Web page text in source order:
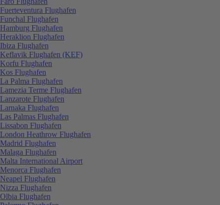
Fuerteventura Flughafen
Funchal Flughafen
Hamburg Flughafen
Heraklion Flughafen
Ibiza Flughafen
Keflavik Flughafen (KEF)
Korfu Flughafen
Kos Flughafen
La Palma Flughafen
Lamezia Terme Flughafen
Lanzarote Flughafen
Larnaka Flughafen
Las Palmas Flughafen
Lissabon Flughafen
London Heathrow Flughafen
Madrid Flughafen
Malaga Flughafen
Malta International Airport
Menorca Flughafen
Neapel Flughafen
Nizza Flughafen
Olbia Flughafen